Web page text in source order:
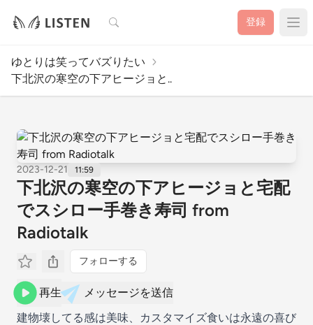
検索 登録
ゆとりは笑ってバズりたい
下北沢の寒空の下アヒージョと..
2023-12-21 11:59
下北沢の寒空の下アヒージョと宅配
でスシロー手巻き寿司 from
Radiotalk
フォローする
再生
メッセージを送信
建物壊してる感は美味、カスタマイズ食いは永遠の喜び